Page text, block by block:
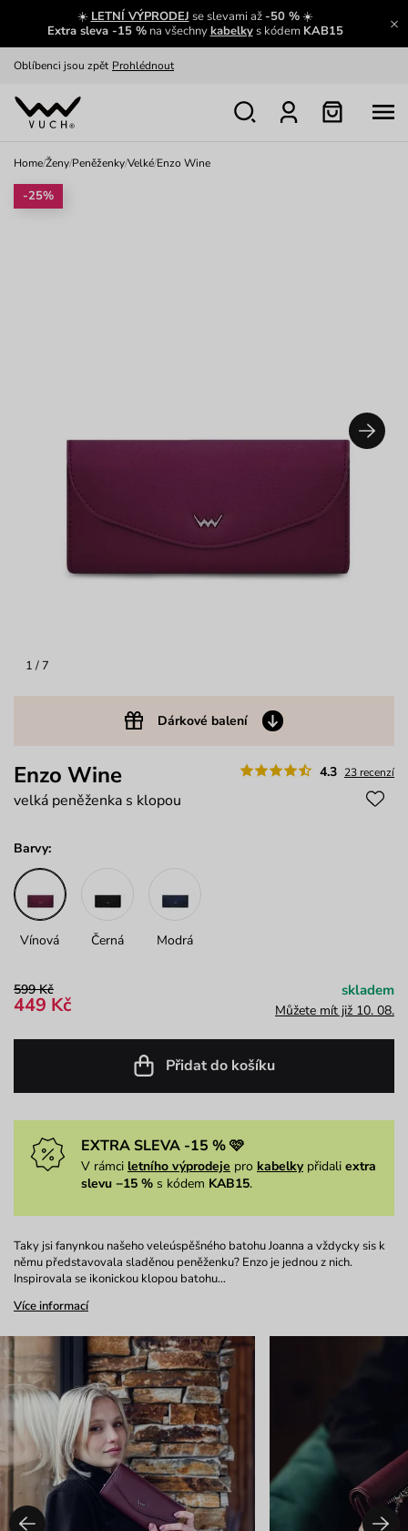
☀️ LETNÍ VÝPRODEJ se slevami až -50 %☀️
Extra sleva -15 %na všechnykabelkys kódem KAB15
Výměna a vrácení zdarma Zobrazit
Oblíbenci jsou zpět Prohlédnout
Nech se inspirovat
Home/Ženy/Peněženky/Velké/Enzo Wine
1 / 7
Dárkové balení
-25%
4.3 23 recenzí
Enzo Wine
velká peněženka s klopou
Barvy:
Vínová Černá Modrá
599 Kč
449 Kč
skladem
Můžete mít již 10. 08.
Přidat do košíku
EXTRA SLEVA -15 % 🩷
V rámci letního výprodeje pro kabelkypřidali extra
slevu −15 % s kódem KAB15.
Taky jsi fanynkou našeho veleúspěšného batohu Joanna a vždycky sis k
němu představovala sladěnou peněženku? Enzo je jednou z nich.
Inspirovala se ikonickou klopou batohu…
Více informací